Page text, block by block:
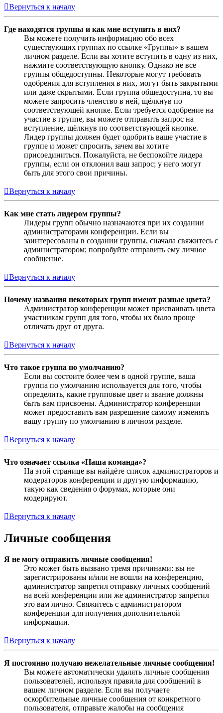
Вернуться к началу
Где находятся группы и как мне вступить в них?
Вы можете получить информацию обо всех
существующих группах по ссылке «Группы» в вашем
личном разделе. Если вы хотите вступить в одну из них,
нажмите соответствующую кнопку. Однако не все
группы общедоступны. Некоторые могут требовать
одобрения для вступления в них, могут быть закрытыми
или даже скрытыми. Если группа общедоступна, то вы
можете запросить членство в ней, щёлкнув по
соответствующей кнопке. Если требуется одобрение на
участие в группе, вы можете отправить запрос на
вступление, щёлкнув по соответствующей кнопке.
Лидер группы должен будет одобрить ваше участие в
группе и может спросить, зачем вы хотите
присоединиться. Пожалуйста, не беспокойте лидера
группы, если он отклонил ваш запрос; у него могут
быть для этого свои причины.
Вернуться к началу
Как мне стать лидером группы?
Лидеры групп обычно назначаются при их создании
администраторами конференции. Если вы
заинтересованы в создании группы, сначала свяжитесь с
администратором; попробуйте отправить ему личное
сообщение.
Вернуться к началу
Почему названия некоторых групп имеют разные цвета?
Администратор конференции может присваивать цвета
участникам групп для того, чтобы их было проще
отличать друг от друга.
Вернуться к началу
Что такое группа по умолчанию?
Если вы состоите более чем в одной группе, ваша
группа по умолчанию используется для того, чтобы
определить, какие групповые цвет и звание должны
быть вам присвоены. Администратор конференции
может предоставить вам разрешение самому изменять
вашу группу по умолчанию в личном разделе.
Вернуться к началу
Что означает ссылка «Наша команда»?
На этой странице вы найдёте список администраторов и
модераторов конференции и другую информацию,
такую как сведения о форумах, которые они
модерируют.
Вернуться к началу
Личные сообщения
Я не могу отправить личные сообщения!
Это может быть вызвано тремя причинами: вы не
зарегистрированы и/или не вошли на конференцию,
администратор запретил отправку личных сообщений
на всей конференции или же администратор запретил
это вам лично. Свяжитесь с администратором
конференции для получения дополнительной
информации.
Вернуться к началу
Я постоянно получаю нежелательные личные сообщения!
Вы можете автоматически удалять личные сообщения
пользователей, используя правила для сообщений в
вашем личном разделе. Если вы получаете
оскорбительные личные сообщения от конкретного
пользователя, отправьте жалобы на сообщения